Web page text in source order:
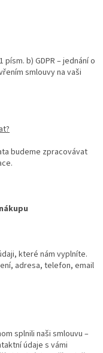
b) GDPR – jednání o
smlouvy na vaši
budeme zpracovávat
které nám vyplníte.
adresa, telefon, email
splnili naši smlouvu –
údaje s vámi